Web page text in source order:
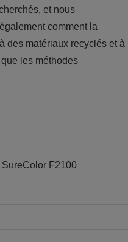
et nous
comment la
des matériaux recyclés et à
les méthodes
F2100